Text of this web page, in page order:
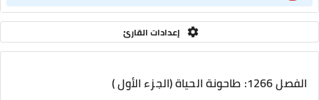
إعدادات القارئ
الفصل 1266: طاحونة الحياة (الجزء الأول )